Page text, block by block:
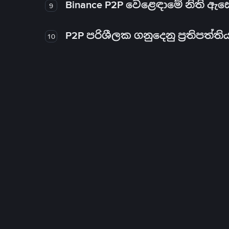
9 Binance P2P වෙළෙඳාමේ නිති
10 P2P පරිශීලක ගනුදෙනු